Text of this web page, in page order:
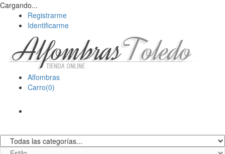
Cargando...
Registrarme
Identificarme
Alfombras
Carro(0)